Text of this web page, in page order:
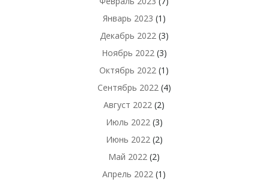
Январь 2023 (1)
Декабрь 2022(3)
Ноябрь 2022(3)
Октябрь 2022 (1)
Сентябрь 2022(4)
Август 2022 (2)
Июль 2022(3)
Июнь 2022(2)
Май 2022 (2)
Апрель 2022 (1)